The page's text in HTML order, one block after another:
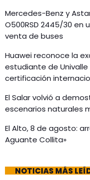
Mercedes-Benz y
O500RSD 2445/30 en
venta de buses
Huawei reconoce la
estudiante de
certificación
El Salar volvió a
escenarios naturales
El Alto, 8 de agosto:
Aguante Collita»
NOTICIAS MÁS